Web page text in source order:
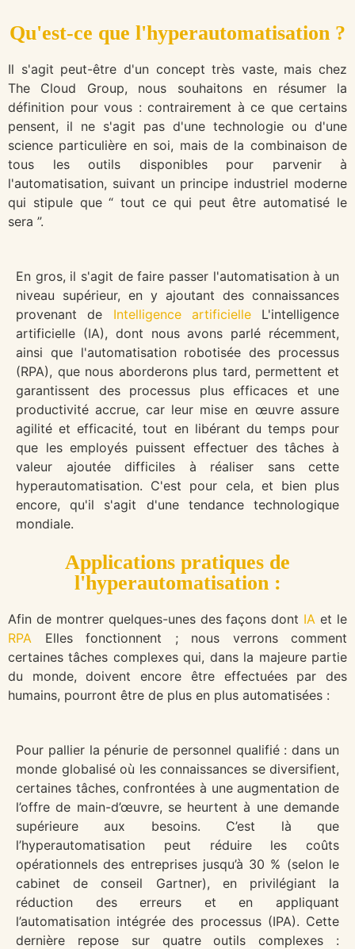
Qu'est-ce que l'hyperautomatisation ?
Il s'agit peut-être d'un concept très vaste, mais chez
The Cloud Group, nous souhaitons en résumer la
définition pour vous : contrairement à ce que certains
pensent, il ne s'agit pas d'une technologie ou d'une
science particulière en soi, mais de la combinaison de
tous les outils disponibles pour parvenir à
l'automatisation, suivant un principe industriel moderne
qui stipule que “ tout ce qui peut être automatisé le
sera ”.
En gros, il s'agit de faire passer l'automatisation à un
niveau supérieur, en y ajoutant des connaissances
provenant de Intelligence artificielleL'intelligence
artificielle (IA), dont nous avons parlé récemment,
ainsi que l'automatisation robotisée des processus
(RPA), que nous aborderons plus tard, permettent et
garantissent des processus plus efficaces et une
productivité accrue, car leur mise en œuvre assure
agilité et efficacité, tout en libérant du temps pour
que les employés puissent effectuer des tâches à
valeur ajoutée difficiles à réaliser sans cette
hyperautomatisation. C'est pour cela, et bien plus
encore, qu'il s'agit d'une tendance technologique
mondiale.
Applications pratiques de
l'hyperautomatisation :
Afin de montrer quelques-unes des façons dont IA et le
RPA Elles fonctionnent ; nous verrons comment
certaines tâches complexes qui, dans la majeure partie
du monde, doivent encore être effectuées par des
humains, pourront être de plus en plus automatisées :
Pour pallier la pénurie de personnel qualifié : dans un
monde globalisé où les connaissances se diversifient,
certaines tâches, confrontées à une augmentation de
l’offre de main-d’œuvre, se heurtent à une demande
supérieure aux besoins. C’est là que
l’hyperautomatisation peut réduire les coûts
opérationnels des entreprises jusqu’à 30 % (selon le
cabinet de conseil Gartner), en privilégiant la
réduction des erreurs et en appliquant
l’automatisation intégrée des processus (IPA). Cette
dernière repose sur quatre outils complexes :